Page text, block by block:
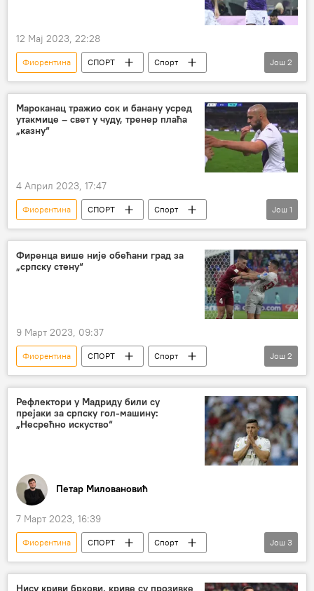
12 Мај 2023, 22:28
Фиорентина СПОРТ
Спорт
Фудбал
Лука Јовић
Још 2
Мароканац тражио сок и банану усред
утакмице – свет у чуду, тренер плаћа
„казну“
4 Април 2023, 17:47
Фиорентина СПОРТ
Спорт
Фудбал
Још 1
Фиренца више није обећани град за
„српску стену“
9 Март 2023, 09:37
Фиорентина СПОРТ
Спорт
Фудбал
Никола Миленковић
Још 2
Рефлектори у Мадриду били су
прејаки за српску гол-машину:
„Несрећно искуство“
Петар Миловановић
7 Март 2023, 16:39
Фиорентина СПОРТ
Спорт
Фудбал
Лука Јовић Реал Мадрид
Још 3
Нису криви бркови, криве су прозивке